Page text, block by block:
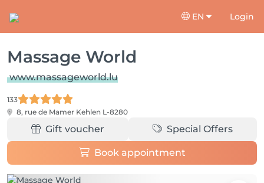
EN Login
Massage World
www.massageworld.lu
133
8, rue de Mamer Kehlen L-8280
Gift voucher Special Offers
Book appointment